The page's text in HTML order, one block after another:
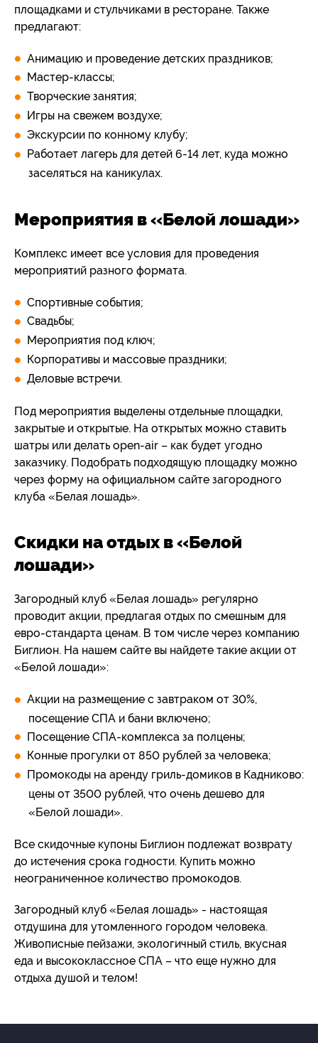
площадками и стульчиками в ресторане. Также
предлагают:
Анимацию и проведение детских праздников;
Мастер-классы;
Творческие занятия;
Игры на свежем воздухе;
Экскурсии по конному клубу;
Работает лагерь для детей 6-14 лет, куда можно
заселяться на каникулах.
Мероприятия в «Белой лошади»
Комплекс имеет все условия для проведения
мероприятий разного формата.
Спортивные события;
Свадьбы;
Мероприятия под ключ;
Корпоративы и массовые праздники;
Деловые встречи.
Под мероприятия выделены отдельные площадки,
закрытые и открытые. На открытых можно ставить
шатры или делать open-air – как будет угодно
заказчику. Подобрать подходящую площадку можно
через форму на официальном сайте загородного
клуба «Белая лошадь».
Скидки на отдых в «Белой
лошади»
Загородный клуб «Белая лошадь» регулярно
проводит акции, предлагая отдых по смешным для
евро-стандарта ценам. В том числе через компанию
Биглион. На нашем сайте вы найдете такие акции от
«Белой лошади»:
Акции на размещение с завтраком от 30%,
посещение СПА и бани включено;
Посещение СПА-комплекса за полцены;
Конные прогулки от 850 рублей за человека;
Промокоды на аренду гриль-домиков в Кадниково:
цены от 3500 рублей, что очень дешево для
«Белой лошади».
Все скидочные купоны Биглион подлежат возврату
до истечения срока годности. Купить можно
неограниченное количество промокодов.
Загородный клуб «Белая лошадь» - настоящая
отдушина для утомленного городом человека.
Живописные пейзажи, экологичный стиль, вкусная
еда и высококлассное СПА – что еще нужно для
отдыха душой и телом!